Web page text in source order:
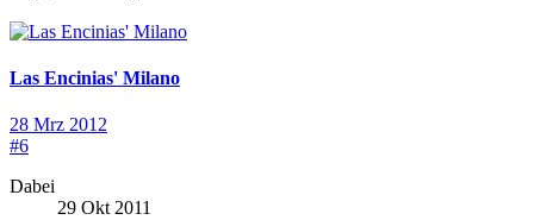
Las Encinias' Milano
28 Mrz 2012
#6
Dabei
29 Okt 2011